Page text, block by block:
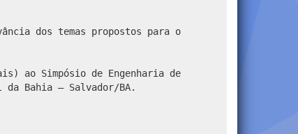
dos temas propostos para o
ao Simpósio de Engenharia de
Bahia – Salvador/BA.